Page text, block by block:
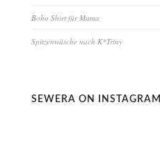
Boho Shirt für Mama
Spitzenwäsche nach K*Triny
SEWERA ON INSTAGRAM